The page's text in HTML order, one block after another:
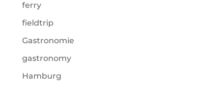
ferry
fieldtrip
Gastronomie
gastronomy
Hamburg